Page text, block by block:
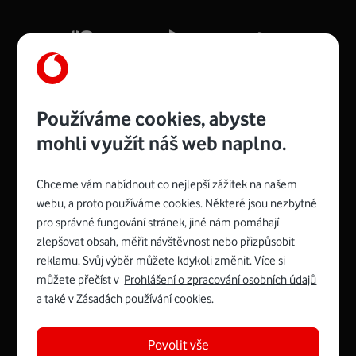
Více o COMPAL CH7465VF
Zyxel VMG8623-T50B:
Rozměry modemu jsou 16 x 22 x 7,5 cm (včetně stojánku)
a nabízí 4 gigabitové LAN porty a bezdrátové připojení Wi-
Fi ve verzích 802.11 b/g/n/ac pro frekvenci 2,4 GHz a
Mb/s.
Více o Zyxel VMG8623-T50B
Spojte se s Vodafonem
Právní­ podmí­nky Ochrana soukromí­
Používáme cookies, abyste
mohli využít náš web naplno.
Chceme vám nabídnout co nejlepší zážitek na našem
webu, a proto používáme cookies. Některé jsou nezbytné
pro správné fungování stránek, jiné nám pomáhají
zlepšovat obsah, měřit návštěvnost nebo přizpůsobit
reklamu. Svůj výběr můžete kdykoli změnit. Více si
můžete přečíst v Prohlášení o zpracování osobních údajů
a také vZásadách používání cookies.
Povolit vše